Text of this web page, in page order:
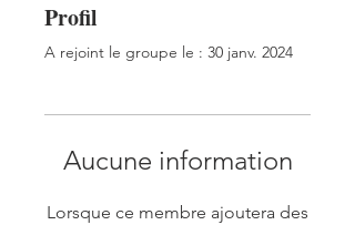
Profil
A rejoint le groupe le : 30 janv. 2024
Aucune information
Lorsque ce membre ajoutera des